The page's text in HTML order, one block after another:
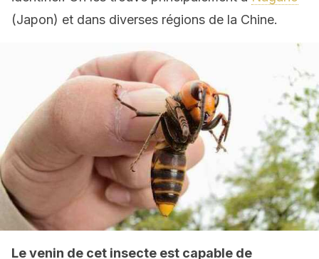
(Japon) et dans diverses régions de la Chine.
Le venin de cet insecte est capable de